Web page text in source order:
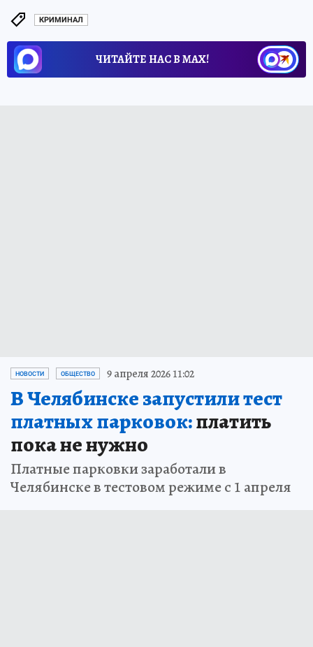
КРИМИНАЛ
ЧИТАЙТЕ НАС В МАХ!
НОВОСТИ ОБЩЕСТВО 9 апреля 2026 11:02
В Челябинске запустили тест
платных парковок:платить
пока не нужно
Платные парковки заработали в
Челябинске в тестовом режиме с 1 апреля